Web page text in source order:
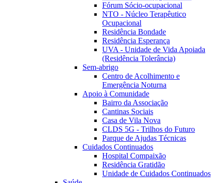
Fórum Sócio-ocupacional
NTO - Núcleo Terapêutico
Ocupacional
Residência Bondade
Residência Esperança
UVA - Unidade de Vida Apoiada
(Residência Tolerância)
Sem-abrigo
Centro de Acolhimento e
Emergência Noturna
Apoio à Comunidade
Bairro da Associação
Cantinas Sociais
Casa de Vila Nova
CLDS 5G - Trilhos do Futuro
Parque de Ajudas Técnicas
Cuidados Continuados
Hospital Compaixão
Residência Gratidão
Unidade de Cuidados Continuados